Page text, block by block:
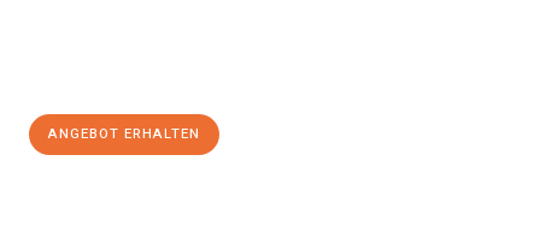
ANGEBOT ERHALTEN